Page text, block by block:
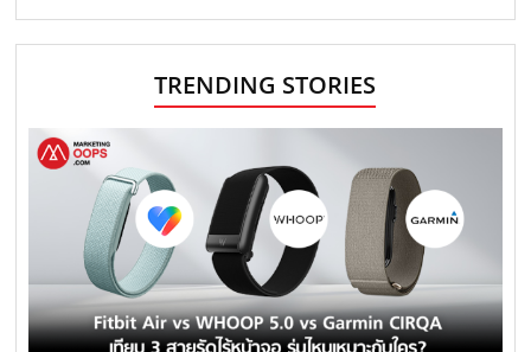
TRENDING STORIES